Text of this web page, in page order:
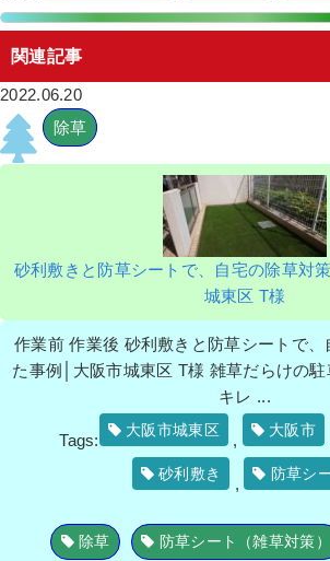
関連記事
2022.06.20
除草
砂利敷きと防草シートで、自宅の除草対
城東区 T様
作業前 作業後 砂利敷きと防草シートで、
た事例│大阪市城東区 T様 雑草だらけの
キレ ...
Tags:
大阪市城東区
,
大阪市
砂利敷き
,
防草シ
除草 防草シート（雑草対策）